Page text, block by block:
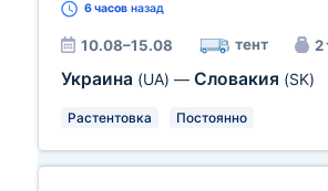
6 часов назад
10.08–15.08 тент 2
Украина (UA) — Словакия (SK)
Растентовка Постоянно